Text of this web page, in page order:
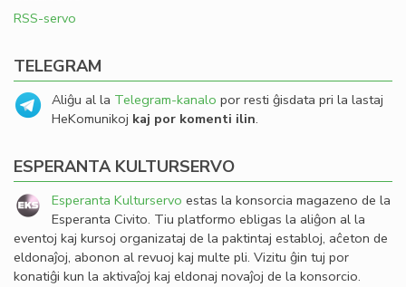
RSS-servo
TELEGRAM
Aliĝu al la Telegram-kanalo por resti ĝisdata pri la lastaj
HeKomunikoj kaj por komenti ilin.
ESPERANTA KULTURSERVO
Esperanta Kulturservo estas la konsorcia magazeno de la
Esperanta Civito. Tiu platformo ebligas la aliĝon al la
eventoj kaj kursoj organizataj de la paktintaj establoj, aĉeton de
eldonaĵoj, abonon al revuoj kaj multe pli. Vizitu ĝin tuj por
konatiĝi kun la aktivaĵoj kaj eldonaj novaĵoj de la konsorcio.